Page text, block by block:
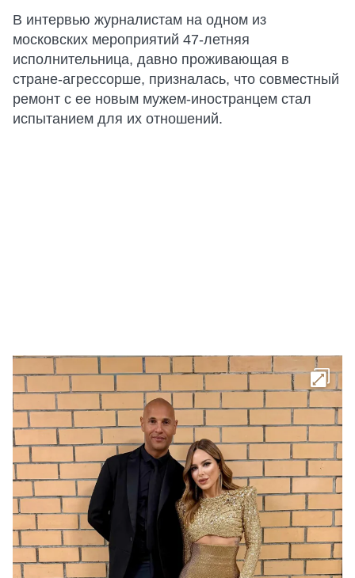
В интервью журналистам на одном из
московских мероприятий 47-летняя
исполнительница, давно проживающая в
стране-агрессорше, призналась, что совместный
ремонт с ее новым мужем-иностранцем стал
испытанием для их отношений.